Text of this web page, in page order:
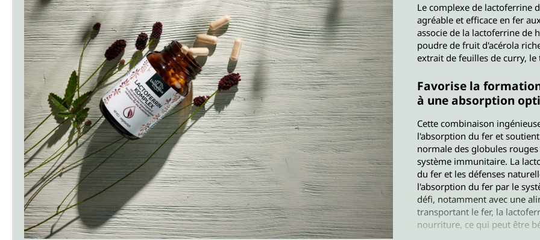
Le complexe de lactoferrine
agréable et efficace en fer
associe de la lactoferrine de
poudre de fruit d'acérola
extrait de feuilles de curry,
Favorise la
à une absorption
Cette combinaison
l'absorption du fer et
normale des globules
système immunitaire. La
du fer et les défenses
l'absorption du fer par le
défi, notamment avec une
transportant le fer, la
nourriture, ce qui peut être